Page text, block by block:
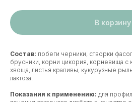
В корзину
Состав: побеги черники, створки
брусники, корни цикория, корневища с
хвоща, листья крапивы, кукурузные
лактоза.
Показания к применению: для